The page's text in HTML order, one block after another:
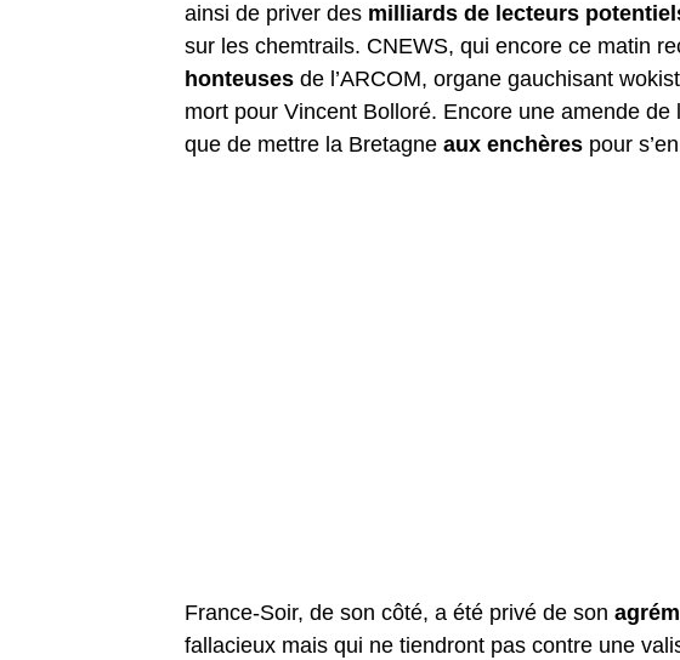
ainsi de priver des milliards de lecteurs
sur les chemtrails. CNEWS, qui encore ce matin
honteuses de l’ARCOM, organe gauchisant
mort pour Vincent Bolloré. Encore une amende de
que de mettre la Bretagne aux enchères pour
France-Soir, de son côté, a été privé de son
fallacieux mais qui ne tiendront pas contre une